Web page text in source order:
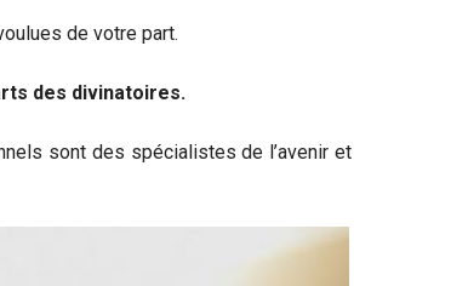
de votre part.
des divinatoires.
sont des spécialistes de l’avenir et